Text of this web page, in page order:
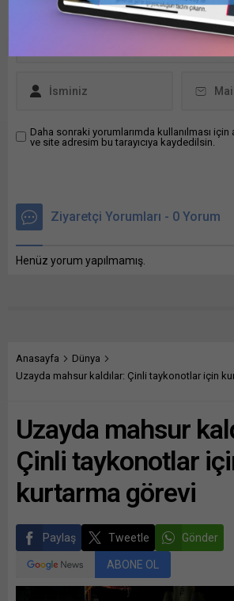
yapılan açıklamada, dönüş
görevi için çalışmaların, plana
ardından acil durum...
Daha sonraki yorumlarımda kullanılması
ve site adresim bu tarayıcıya kaydedilsin.
Ziyaretçi Yorumları - 0 Yorum
Henüz yorum yapılmamış.
Anasayfa
Dünya
Uzayda mahsur kaldılar: Çinli taykonotlar için
Uzayda mahsur
Çinli taykonotlar
kurtarma görevi
Paylaş Tweetle Gönder
ABONE OL